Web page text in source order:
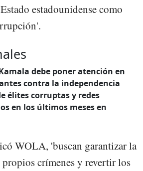
estadounidense como
debe poner atención en
contra la independencia
élites corruptas y redes
en los últimos meses en
WOLA, 'buscan garantizar la
crímenes y revertir los